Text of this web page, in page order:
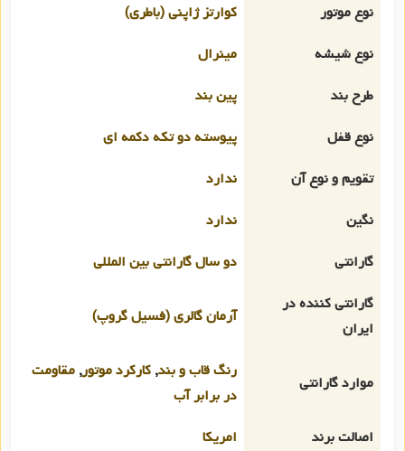
نوع موتور
کوارتز ژاپنی (باطری)
نوع شیشه
مینرال
طرح بند
پین بند
نوع قفل
پیوسته دو تکه دکمه ای
تقویم و نوع آن
ندارد
نگین
ندارد
گارانتی
دو سال گارانتی بین المللی
گارانتی کننده در
ایران
آرمان گالری (فسیل گروپ)
موارد گارانتی
رنگ قاب و بند, کارکرد موتور, مقاومت
در برابر آب
اصالت برند
امریکا